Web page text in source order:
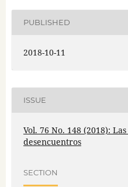
PUBLISHED
2018-10-11
ISSUE
Vol. 76 No. 148 (2018):
desencuentros
SECTION